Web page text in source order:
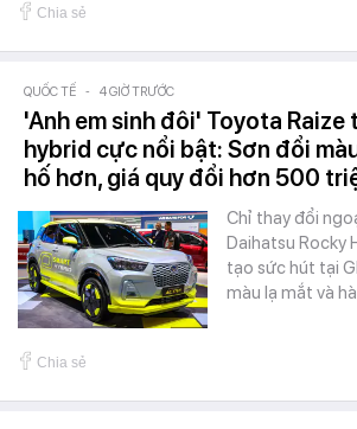
Chia sẻ
QUỐC TẾ - 4 GIỜ TRƯỚC
'Anh em sinh đôi' Toyota Raize
hybrid cực nổi bật: Sơn đổi
hố hơn, giá quy đổi hơn 500
Chỉ thay đổi
Daihatsu Rocky
tạo sức hút tại
màu lạ mắt và
Chia sẻ